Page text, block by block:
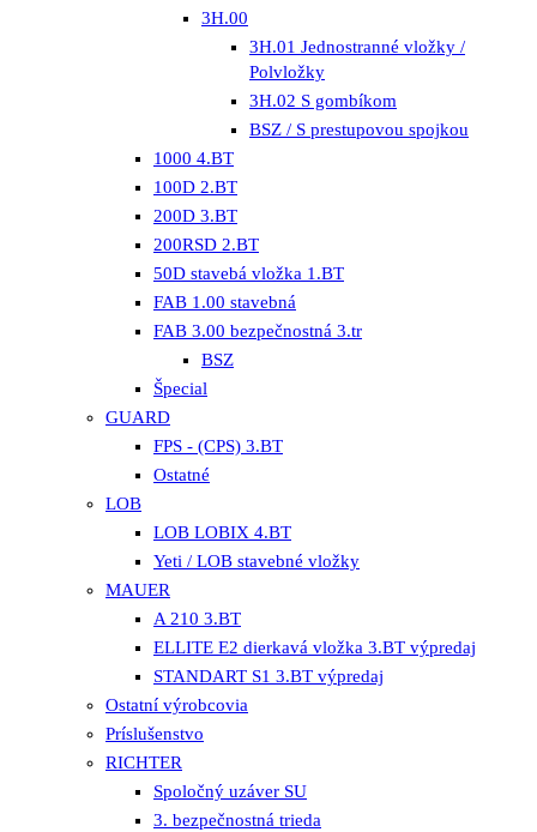
3H.00
3H.01 Jednostranné vložky /
Polvložky
3H.02 S gombíkom
BSZ / S prestupovou spojkou
1000 4.BT
100D 2.BT
200D 3.BT
200RSD 2.BT
50D stavebá vložka 1.BT
FAB 1.00 stavebná
FAB 3.00 bezpečnostná 3.tr
BSZ
Špecial
GUARD
FPS - (CPS) 3.BT
Ostatné
LOB
LOB LOBIX 4.BT
Yeti / LOB stavebné vložky
MAUER
A 210 3.BT
ELLITE E2 dierkavá vložka 3.BT výpredaj
STANDART S1 3.BT výpredaj
Ostatní výrobcovia
Príslušenstvo
RICHTER
Spoločný uzáver SU
3. bezpečnostná trieda